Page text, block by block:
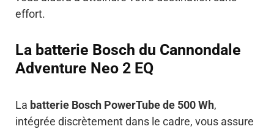
effort.
La batterie Bosch du Cannondale
Adventure Neo 2 EQ
La batterie Bosch PowerTube de 500 Wh,
intégrée discrètement dans le cadre, vous assure